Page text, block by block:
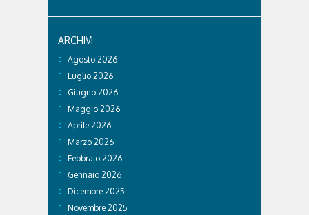
ARCHIVI
Agosto 2026
Luglio 2026
Giugno 2026
Maggio 2026
Aprile 2026
Marzo 2026
Febbraio 2026
Gennaio 2026
Dicembre 2025
Novembre 2025